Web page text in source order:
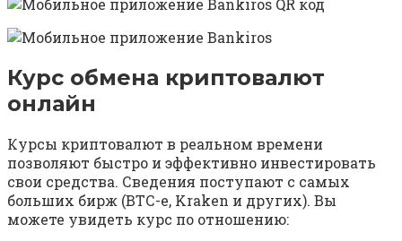
Курс обмена криптовалют
онлайн
Курсы криптовалют в реальном времени
позволяют быстро и эффективно инвестировать
свои средства. Сведения поступают с самых
больших бирж (ВТС-e, Kraken и других). Вы
можете увидеть курс по отношению: